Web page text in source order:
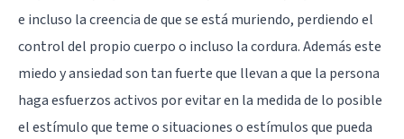
e incluso la creencia de que se está muriendo, perdiendo el
control del propio cuerpo o incluso la cordura. Además este
miedo y ansiedad son tan fuerte que llevan a que la persona
haga esfuerzos activos por evitar en la medida de lo posible
el estímulo que teme o situaciones o estímulos que pueda